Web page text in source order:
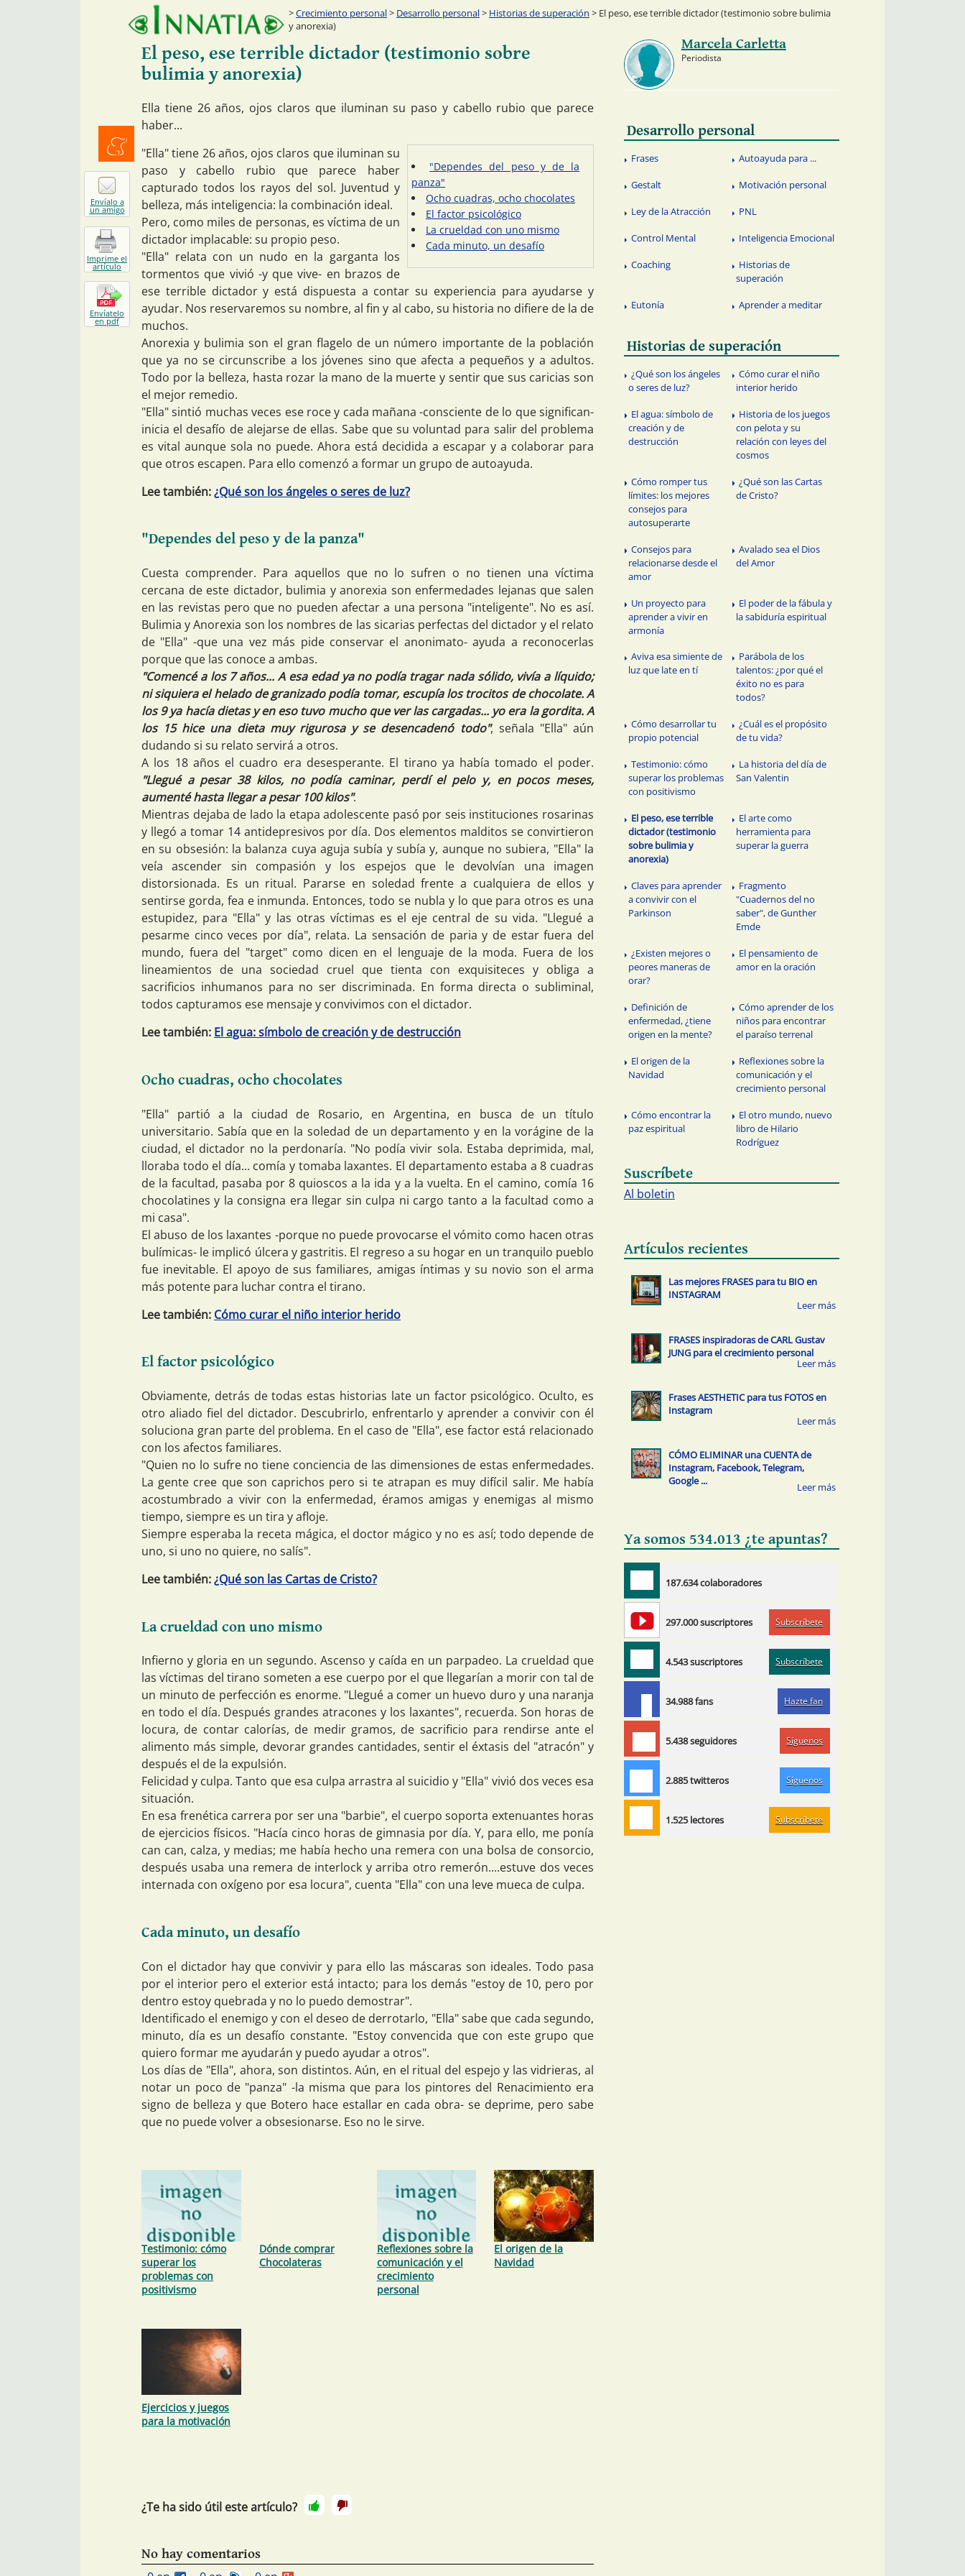
Crecimiento personal> Desarrollo personal> Historias de superación > El peso, ese terrible dictador (testimonio sobre bulimia
y anorexia)
El peso, ese terrible dictador (testimonio sobre
bulimia y anorexia)
Ella tiene 26 años, ojos claros que iluminan su paso y cabello rubio que parece
haber...
"Dependes del peso y de la
panza"
Ocho cuadras, ocho chocolates
El factor psicológico
La crueldad con uno mismo
Cada minuto, un desafío
"Ella" tiene 26 años, ojos claros que iluminan su
paso y cabello rubio que parece haber
capturado todos los rayos del sol. Juventud y
belleza, más inteligencia: la combinación ideal.
Pero, como miles de personas, es víctima de un
dictador implacable: su propio peso.
"Ella" relata con un nudo en la garganta los
tormentos que vivió -y que vive- en brazos de
ese terrible dictador y está dispuesta a contar su experiencia para ayudarse y
ayudar. Nos reservaremos su nombre, al fin y al cabo, su historia no difiere de la de
muchos.
Anorexia y bulimia son el gran flagelo de un número importante de la población
que ya no se circunscribe a los jóvenes sino que afecta a pequeños y a adultos.
Todo por la belleza, hasta rozar la mano de la muerte y sentir que sus caricias son
el mejor remedio.
"Ella" sintió muchas veces ese roce y cada mañana -consciente de lo que significan-
inicia el desafío de alejarse de ellas. Sabe que su voluntad para salir del problema
es vital aunque sola no puede. Ahora está decidida a escapar y a colaborar para
que otros escapen. Para ello comenzó a formar un grupo de autoayuda.
Lee también:¿Qué son los ángeles o seres de luz?
"Dependes del peso y de la panza"
Cuesta comprender. Para aquellos que no lo sufren o no tienen una víctima
cercana de este dictador, bulimia y anorexia son enfermedades lejanas que salen
en las revistas pero que no pueden afectar a una persona "inteligente". No es así.
Bulimia y Anorexia son los nombres de las sicarias perfectas del dictador y el relato
de "Ella" -que una vez más pide conservar el anonimato- ayuda a reconocerlas
porque que las conoce a ambas.
"Comencé a los 7 años... A esa edad ya no podía tragar nada sólido, vivía a líquido;
ni siquiera el helado de granizado podía tomar, escupía los trocitos de chocolate. A
los 9 ya hacía dietas y en eso tuvo mucho que ver las cargadas... yo era la gordita. A
los 15 hice una dieta muy rigurosa y se desencadenó todo", señala "Ella" aún
dudando si su relato servirá a otros.
A los 18 años el cuadro era desesperante. El tirano ya había tomado el poder.
"Llegué a pesar 38 kilos, no podía caminar, perdí el pelo y, en pocos meses,
aumenté hasta llegar a pesar 100 kilos".
Mientras dejaba de lado la etapa adolescente pasó por seis instituciones rosarinas
y llegó a tomar 14 antidepresivos por día. Dos elementos malditos se convirtieron
en su obsesión: la balanza cuya aguja subía y subía y, aunque no subiera, "Ella" la
veía ascender sin compasión y los espejos que le devolvían una imagen
distorsionada. Es un ritual. Pararse en soledad frente a cualquiera de ellos y
sentirse gorda, fea e inmunda. Entonces, todo se nubla y lo que para otros es una
estupidez, para "Ella" y las otras víctimas es el eje central de su vida. "Llegué a
pesarme cinco veces por día", relata. La sensación de paria y de estar fuera del
mundo, fuera del "target" como dicen en el lenguaje de la moda. Fuera de los
lineamientos de una sociedad cruel que tienta con exquisiteces y obliga a
sacrificios inhumanos para no ser discriminada. En forma directa o subliminal,
todos capturamos ese mensaje y convivimos con el dictador.
Lee también: El agua: símbolo de creación y de destrucción
Ocho cuadras, ocho chocolates
"Ella" partió a la ciudad de Rosario, en Argentina, en busca de un título
universitario. Sabía que en la soledad de un departamento y en la vorágine de la
ciudad, el dictador no la perdonaría. "No podía vivir sola. Estaba deprimida, mal,
lloraba todo el día... comía y tomaba laxantes. El departamento estaba a 8 cuadras
de la facultad, pasaba por 8 quioscos a la ida y a la vuelta. En el camino, comía 16
chocolatines y la consigna era llegar sin culpa ni cargo tanto a la facultad como a
mi casa".
El abuso de los laxantes -porque no puede provocarse el vómito como hacen otras
bulímicas- le implicó úlcera y gastritis. El regreso a su hogar en un tranquilo pueblo
fue inevitable. El apoyo de sus familiares, amigas íntimas y su novio son el arma
más potente para luchar contra el tirano.
Lee también: Cómo curar el niño interior herido
El factor psicológico
Obviamente, detrás de todas estas historias late un factor psicológico. Oculto, es
otro aliado fiel del dictador. Descubrirlo, enfrentarlo y aprender a convivir con él
soluciona gran parte del problema. En el caso de "Ella", ese factor está relacionado
con los afectos familiares.
"Quien no lo sufre no tiene conciencia de las dimensiones de estas enfermedades.
La gente cree que son caprichos pero si te atrapan es muy difícil salir. Me había
acostumbrado a vivir con la enfermedad, éramos amigas y enemigas al mismo
tiempo, siempre es un tira y afloje.
Siempre esperaba la receta mágica, el doctor mágico y no es así; todo depende de
uno, si uno no quiere, no salís".
Lee también:¿Qué son las Cartas de Cristo?
La crueldad con uno mismo
Infierno y gloria en un segundo. Ascenso y caída en un parpadeo. La crueldad que
las víctimas del tirano someten a ese cuerpo por el que llegarían a morir con tal de
un minuto de perfección es enorme. "Llegué a comer un huevo duro y una naranja
en todo el día. Después grandes atracones y los laxantes", recuerda. Son horas de
locura, de contar calorías, de medir gramos, de sacrificio para rendirse ante el
alimento más simple, devorar grandes cantidades, sentir el éxtasis del "atracón" y
después el de la expulsión.
Felicidad y culpa. Tanto que esa culpa arrastra al suicidio y "Ella" vivió dos veces esa
situación.
En esa frenética carrera por ser una "barbie", el cuerpo soporta extenuantes horas
de ejercicios físicos. "Hacía cinco horas de gimnasia por día. Y, para ello, me ponía
can can, calza, y medias; me había hecho una remera con una bolsa de consorcio,
después usaba una remera de interlock y arriba otro remerón....estuve dos veces
internada con oxígeno por esa locura", cuenta "Ella" con una leve mueca de culpa.
Cada minuto, un desafío
Con el dictador hay que convivir y para ello las máscaras son ideales. Todo pasa
por el interior pero el exterior está intacto; para los demás "estoy de 10, pero por
dentro estoy quebrada y no lo puedo demostrar".
Identificado el enemigo y con el deseo de derrotarlo, "Ella" sabe que cada segundo,
minuto, día es un desafío constante. "Estoy convencida que con este grupo que
quiero formar me ayudarán y puedo ayudar a otros".
Los días de "Ella", ahora, son distintos. Aún, en el ritual del espejo y las vidrieras, al
notar un poco de "panza" -la misma que para los pintores del Renacimiento era
signo de belleza y que Botero hace estallar en cada obra- se deprime, pero sabe
que no puede volver a obsesionarse. Eso no le sirve.
Testimonio: cómo
superar los
problemas con
positivismo
Dónde comprar
Chocolateras
Reflexiones sobre la
comunicación y el
crecimiento
personal
El origen de la
Navidad
Ejercicios y juegos
para la motivación
¿Te ha sido útil este artículo?
No hay comentarios
Marcela Carletta
Periodista
Desarrollo personal
Frases Autoayuda para ...
Gestalt Motivación personal
Ley de la Atracción PNL
Control Mental Inteligencia Emocional
Coaching
Historias de
superación
Eutonía Aprender a meditar
Historias de superación
¿Qué son los ángeles
o seres de luz?
Cómo curar el niño
interior herido
El agua: símbolo de
creación y de
destrucción
Historia de los juegos
con pelota y su
relación con leyes del
cosmos
Cómo romper tus
límites: los mejores
consejos para
autosuperarte
¿Qué son las Cartas
de Cristo?
Consejos para
relacionarse desde el
amor
Avalado sea el Dios
del Amor
Un proyecto para
aprender a vivir en
armonía
El poder de la fábula y
la sabiduría espiritual
Aviva esa simiente de
luz que late en tí
Parábola de los
talentos: ¿por qué el
éxito no es para
todos?
Cómo desarrollar tu
propio potencial
¿Cuál es el propósito
de tu vida?
Testimonio: cómo
superar los problemas
con positivismo
La historia del día de
San Valentin
El peso, ese terrible
dictador (testimonio
sobre bulimia y
anorexia)
El arte como
herramienta para
superar la guerra
Claves para aprender
a convivir con el
Parkinson
Fragmento
"Cuadernos del no
saber", de Gunther
Emde
¿Existen mejores o
peores maneras de
orar?
El pensamiento de
amor en la oración
Definición de
enfermedad, ¿tiene
origen en la mente?
Cómo aprender de los
niños para encontrar
el paraíso terrenal
El origen de la
Navidad
Reflexiones sobre la
comunicación y el
crecimiento personal
Cómo encontrar la
paz espiritual
El otro mundo, nuevo
libro de Hilario
Rodríguez
Suscríbete
Al boletin
Artículos recientes
Las mejores FRASES para tu BIO en
INSTAGRAM
FRASES inspiradoras de CARL Gustav
JUNG para el crecimiento personal
Frases AESTHETIC para tus FOTOS en
Instagram
CÓMO ELIMINAR una CUENTA de
Instagram, Facebook, Telegram,
Google ...
Ya somos 534.013 ¿te apuntas?
187.634 colaboradores
297.000 suscriptores Subscríbete
4.543 suscriptores Subscríbete
34.988 fans Hazte fan
5.438 seguidores Síguenos
2.885 twitteros Síguenos
1.525 lectores Subscríbete
Menéalo
Envíalo a
un amigo
Imprime el
artículo
Envíatelo
en pdf